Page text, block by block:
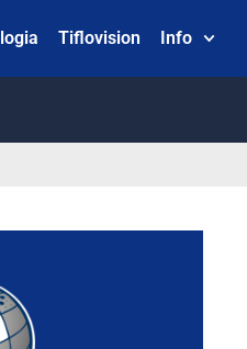
Tiflovision Info